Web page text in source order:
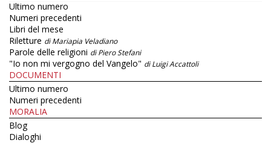
Ultimo numero
Numeri precedenti
Libri del mese
Riletture di Mariapia Veladiano
Parole delle religioni di Piero Stefani
"Io non mi vergogno del Vangelo" di Luigi Accattoli
DOCUMENTI
Ultimo numero
Numeri precedenti
MORALIA
Blog
Dialoghi